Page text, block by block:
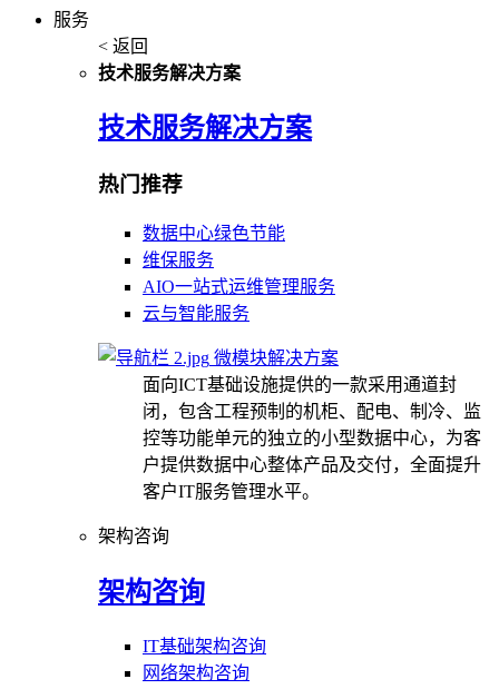
服务
< 返回
技术服务解决方案
技术服务解决方案
热门推荐
数据中心绿色节能
维保服务
AIO一站式运维管理服务
云与智能服务
微模块解决方案
面向ICT基础设施提供的一款采用通道封
闭，包含工程预制的机柜、配电、制冷、监
控等功能单元的独立的小型数据中心，为客
户提供数据中心整体产品及交付，全面提升
客户IT服务管理水平。
架构咨询
架构咨询
IT基础架构咨询
网络架构咨询